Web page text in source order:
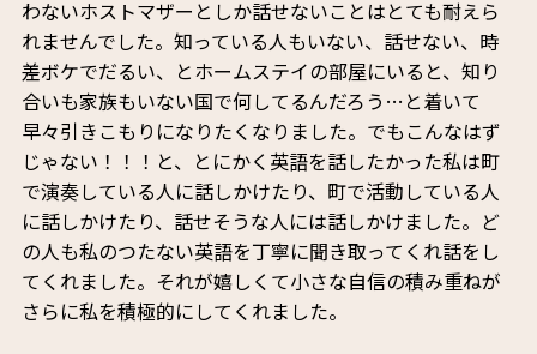
わないホストマザーとしか話せないことはとても耐えら
れませんでした。知っている人もいない、話せない、時
差ボケでだるい、とホームステイの部屋にいると、知り
合いも家族もいない国で何してるんだろう…と着いて
早々引きこもりになりたくなりました。でもこんなはず
じゃない！！！と、とにかく英語を話したかった私は町
で演奏している人に話しかけたり、町で活動している人
に話しかけたり、話せそうな人には話しかけました。ど
の人も私のつたない英語を丁寧に聞き取ってくれ話をし
てくれました。それが嬉しくて小さな自信の積み重ねが
さらに私を積極的にしてくれました。